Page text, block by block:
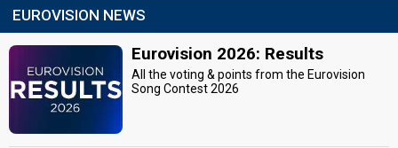
EUROVISION NEWS
Eurovision 2026: Results
All the voting & points from the Eurovision
Song Contest 2026